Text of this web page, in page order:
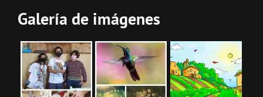
Galería de imágenes